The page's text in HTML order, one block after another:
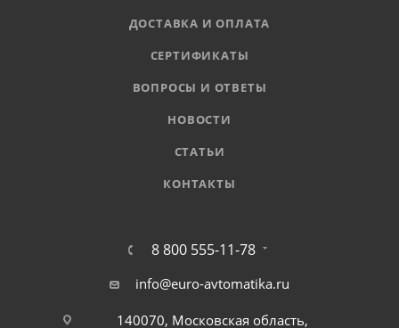
ДОСТАВКА И ОПЛАТА
СЕРТИФИКАТЫ
ВОПРОСЫ И ОТВЕТЫ
НОВОСТИ
СТАТЬИ
КОНТАКТЫ
8 800 555-11-78
info@euro-avtomatika.ru
140070, Московская область,